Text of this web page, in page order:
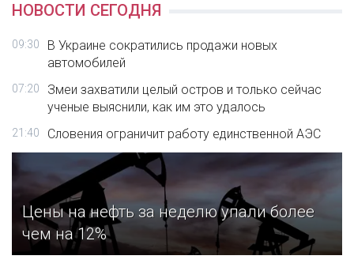
НОВОСТИ СЕГОДНЯ
09:30
В Украине сократились продажи новых
автомобилей
07:20
Змеи захватили целый остров и только сейчас
ученые выяснили, как им это удалось
21:40 Словения ограничит работу единственной АЭС
Цены на нефть за неделю упали более
чем на 12%